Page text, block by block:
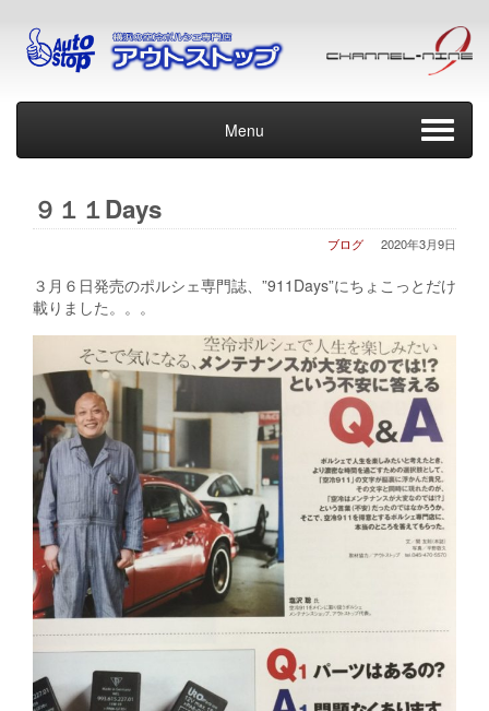
Menu
９１１Days
2020年3月9日
ブログ
３月６日発売のポルシェ専門誌、”911Days”にちょこっとだけ
載りました。。。